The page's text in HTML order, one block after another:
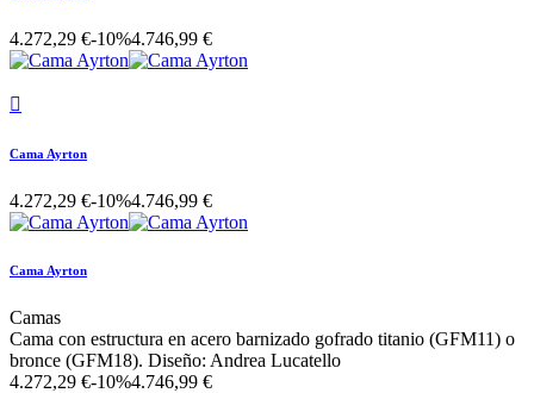
4.272,29 €-10%4.746,99 €

Cama Ayrton
4.272,29 €-10%4.746,99 €
Cama Ayrton
Camas
Cama con estructura en acero barnizado gofrado titanio (GFM11) o
bronce (GFM18). Diseño: Andrea Lucatello
4.272,29 €-10%4.746,99 €